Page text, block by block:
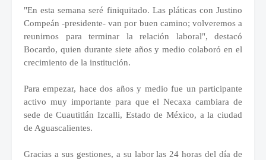
"En esta semana seré finiquitado. Las pláticas con Justino
Compeán -presidente- van por buen camino; volveremos a
reunirnos para terminar la relación laboral", destacó
Bocardo, quien durante siete años y medio colaboró en el
crecimiento de la institución.
Para empezar, hace dos años y medio fue un participante
activo muy importante para que el Necaxa cambiara de
sede de Cuautitlán Izcalli, Estado de México, a la ciudad
de Aguascalientes.
Gracias a sus gestiones, a su labor las 24 horas del día de